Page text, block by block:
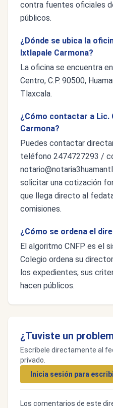
contra fuentes oficiales
públicos.
¿Dónde se ubica la
Ixtlapale Carmona?
La oficina se encuentra
Centro, C.P. 90500,
Tlaxcala.
¿Cómo contactar a Lic.
Carmona?
Puedes contactar
teléfono 2474727293 /
solicitar una cotización
que llega directo al
comisiones.
¿Cómo se ordena el
El algoritmo CNFP es el
Colegio ordena su
los expedientes; sus
hacen públicos.
¿Tuviste un
Escríbele directamente al
privado.
Inicia sesión para
Los comentarios de este